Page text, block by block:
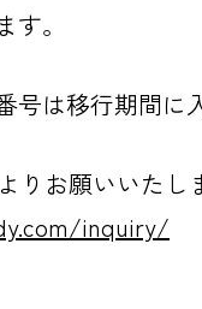
。
号は移行期間
りお願いいたし
inquiry/